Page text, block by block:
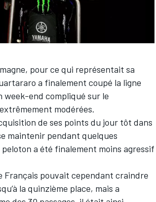
pour ce qui représentait sa
a finalement coupé la ligne
week-end compliqué sur le
modérées.
de ses points du jour tôt dans
maintenir pendant quelques
a été finalement moins agressif
Français pouvait cependant craindre
la quinzième place, mais a